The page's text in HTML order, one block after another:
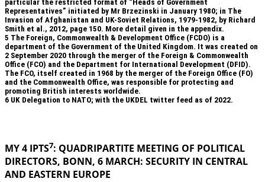
particular the restricted format of “Heads of Government
Representatives” initiated by Mr Brzezinski in January 1980; in The
Invasion of Afghanistan and UK-Soviet Relations, 1979-1982, by Richard
Smith et al., 2012, page 150. More detail given in the appendix.
5 The Foreign, Commonwealth & Development Office (FCDO) is a
department of the Government of the United Kingdom. It was created on
2 September 2020 through the merger of the Foreign & Commonwealth
Office (FCO) and the Department for International Development (DFID).
The FCO, itself created in 1968 by the merger of the Foreign Office (FO)
and the Commonwealth Office, was responsible for protecting and
promoting British interests worldwide.
6 UK Delegation to NATO; with the UKDEL twitter feed as of 2022.
MY 4 IPTS7: QUADRIPARTITE MEETING OF POLITICAL
DIRECTORS, BONN, 6 MARCH: SECURITY IN CENTRAL
AND EASTERN EUROPE